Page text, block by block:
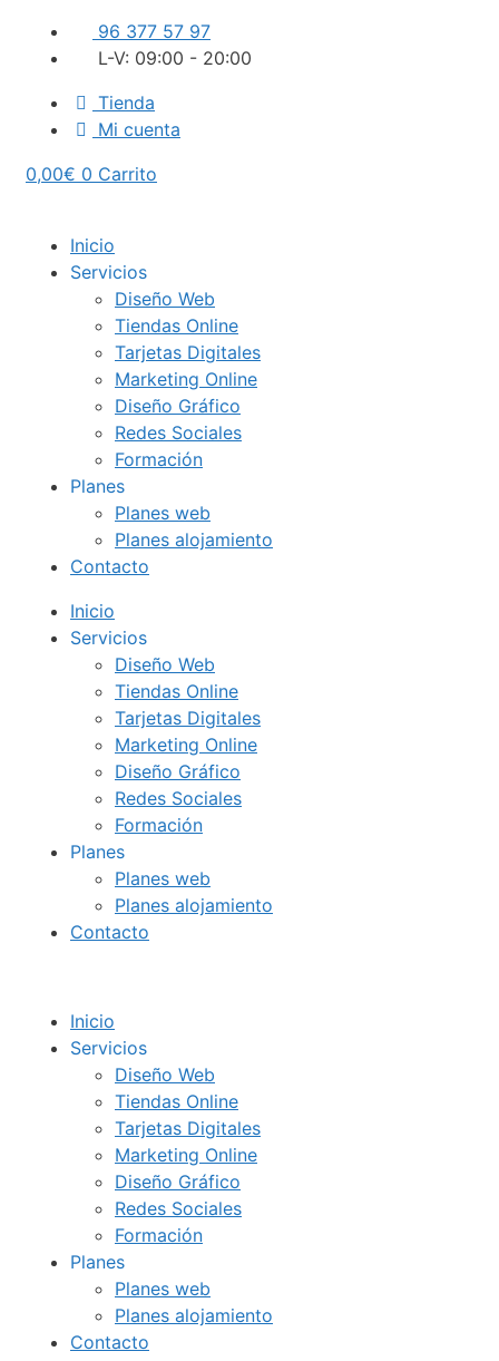
Saltar
96 377 57 97
L-V: 09:00 - 20:00
Tienda
Mi cuenta
0,00€ 0 Carrito
Inicio
Servicios
Diseño Web
Tiendas Online
Tarjetas Digitales
Marketing Online
Diseño Gráfico
Redes Sociales
Formación
Planes
Planes web
Planes alojamiento
Contacto
Inicio
Servicios
Diseño Web
Tiendas Online
Tarjetas Digitales
Marketing Online
Diseño Gráfico
Redes Sociales
Formación
Planes
Planes web
Planes alojamiento
Contacto
Inicio
Servicios
Diseño Web
Tiendas Online
Tarjetas Digitales
Marketing Online
Diseño Gráfico
Redes Sociales
Formación
Planes
Planes web
Planes alojamiento
Contacto